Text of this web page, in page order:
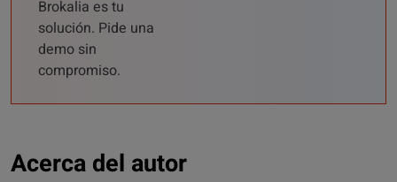
Brokalia es tu
solución. Pide una
demo sin
compromiso.
Acerca del autor